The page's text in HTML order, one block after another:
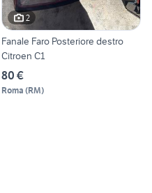
2
Fanale Faro Posteriore destro
Citroen C1
80 €
Roma (RM)